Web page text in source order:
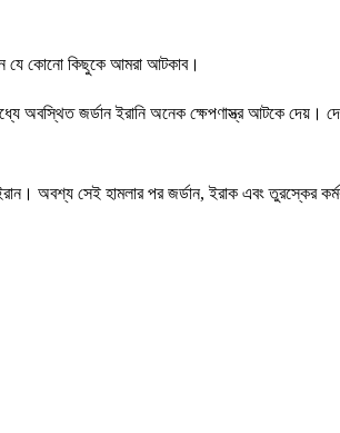
যে কোনো কিছুকে আমরা আটকাব।
অবস্থিত জর্ডান ইরানি অনেক ক্ষেপণাস্ত্র আটকে
অবশ্য সেই হামলার পর জর্ডান, ইরাক এবং তুরস্কের